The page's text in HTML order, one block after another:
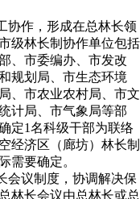
协作，形成在总林长领
级林长制协作单位包括
、市委编办、市发改
规划局、市生态环境
、市农业农村局、市文
计局、市气象局等部
定1名科级干部为联络
经济区（廊坊）林长制
需要确定。
会议制度，协调解决保
林长会议由总林长或总